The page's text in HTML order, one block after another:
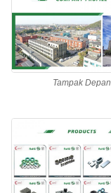
Tampak Depan